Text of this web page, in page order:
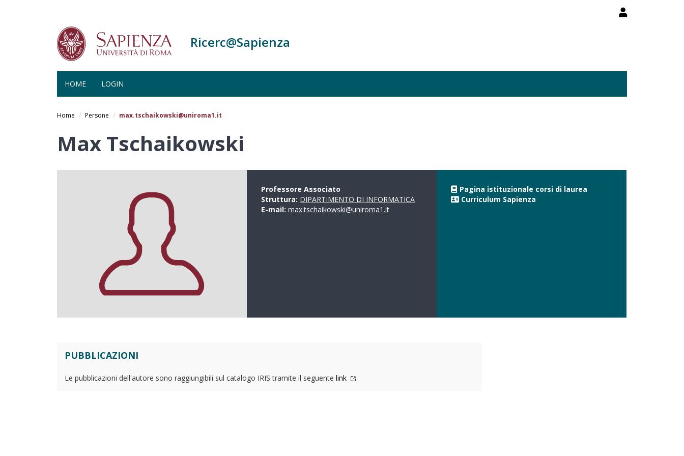
Ricerc@Sapienza
HOME LOGIN
Home Persone max.tschaikowski@uniroma1.it
Max Tschaikowski
Professore Associato
Struttura: DIPARTIMENTO DI INFORMATICA
E-mail: max.tschaikowski@uniroma1.it
Pagina istituzionale corsi di laurea
Curriculum Sapienza
PUBBLICAZIONI
Le pubblicazioni dell'autore sono raggiungibili sul catalogo IRIS tramite il seguente link